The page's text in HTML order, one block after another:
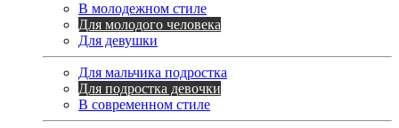
В молодежном стиле
Для молодого человека
Для девушки
Для мальчика подростка
Для подростка девочки
В современном стиле